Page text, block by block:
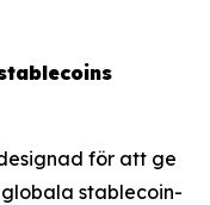
för att ge
stablecoin-